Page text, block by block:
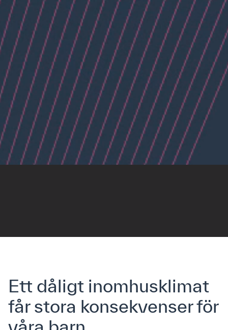
Ett dåligt inomhusklimat
får stora konsekvenser för